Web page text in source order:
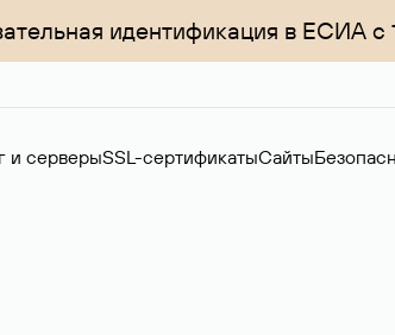
идентификация в ЕСИА с
и серверыSSL-сертификатыСайты